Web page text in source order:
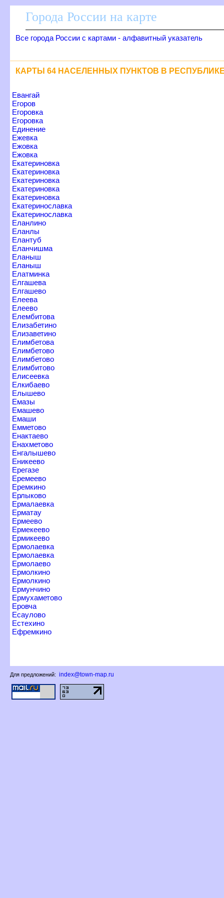
Города России на карте
се города России с картами - алфавитный указатель
КАРТЫ 64 НАСЕЛЕННЫХ ПУНКТОВ В
Евангай
Егоро
Егоровка
Егоровка
Единение
Ежевка
Ежовка
Ежовка
Екатериновка
Екатериновка
Екатериновка
Екатериновка
Екатериновка
Екатеринославка
Екатеринославка
Еланлино
Еланлы
Еланту
Еланчишма
Еланыш
Еланыш
Елатминка
Елгашева
Елгашево
Елеева
Елеево
Елембитова
Елизабетино
Елизаветино
Елимбетова
Елимбетово
Елимбетово
Елимбитово
Елисеевка
Елкибаево
Елышево
Емазы
Емашево
Емаши
Емметово
Енактаево
Енахметово
Енгалышево
Еникеево
Ерегазе
Еремеево
Еремкино
Ерлыково
Ермалаевка
Ерматау
Ермеево
Ермекеево
Ермикеево
Ермолаевка
Ермолаевка
Ермолаево
Ермолкино
Ермолкино
Ермунчино
Ермухаметово
Еровча
Есаулово
Естехино
Ефремкино
Для предложений: index@town-map.ru